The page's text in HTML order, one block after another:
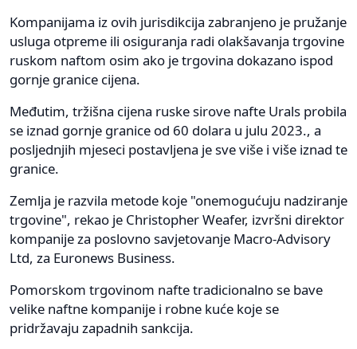
Kompanijama iz ovih jurisdikcija zabranjeno je pružanje
usluga otpreme ili osiguranja radi olakšavanja trgovine
ruskom naftom osim ako je trgovina dokazano ispod
gornje granice cijena.
Međutim, tržišna cijena ruske sirove nafte Urals probila
se iznad gornje granice od 60 dolara u julu 2023., a
posljednjih mjeseci postavljena je sve više i više iznad te
granice.
Zemlja je razvila metode koje "onemogućuju nadziranje
trgovine", rekao je Christopher Weafer, izvršni direktor
kompanije za poslovno savjetovanje Macro-Advisory
Ltd, za Euronews Business.
Pomorskom trgovinom nafte tradicionalno se bave
velike naftne kompanije i robne kuće koje se
pridržavaju zapadnih sankcija.